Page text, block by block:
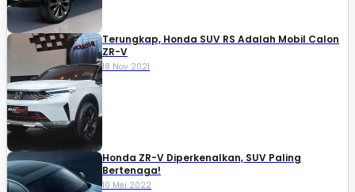
Terungkap, Honda SUV RS Adalah Mobil Calon
ZR-V
18 Nov 2021
Honda ZR-V Diperkenalkan, SUV Paling
Bertenaga!
10 Mei 2022